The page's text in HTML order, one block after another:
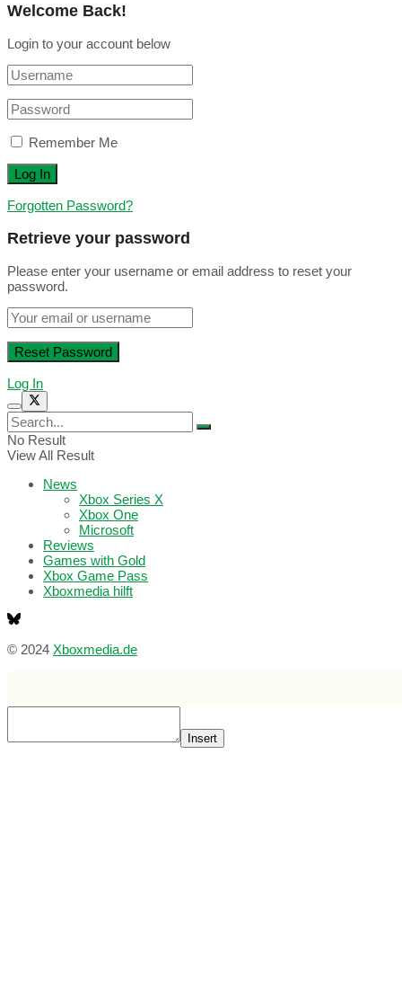
Welcome Back!
Login to your account below
Remember Me
Forgotten Password?
Retrieve your password
Please enter your username or email address to reset your
password.
Log In
No Result
View All Result
News
Xbox Series X
Xbox One
Microsoft
Reviews
Games with Gold
Xbox Game Pass
Xboxmedia hilft
© 2024 Xboxmedia.de
Insert